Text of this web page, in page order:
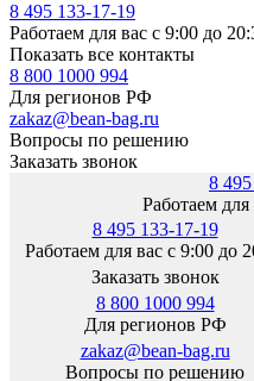
8 495 133-17-19
Работаем для вас с 9:00 до
Показать все контакты
8 800 1000 994
Для регионов РФ
zakaz@bean-bag.ru
Вопросы по решению
Заказать звонок
8
Работаем
8 495 133-17-19
Работаем для вас с 9:00 до
Заказать звонок
8 800 1000 994
Для регионов РФ
zakaz@bean-bag.ru
Вопросы по решению